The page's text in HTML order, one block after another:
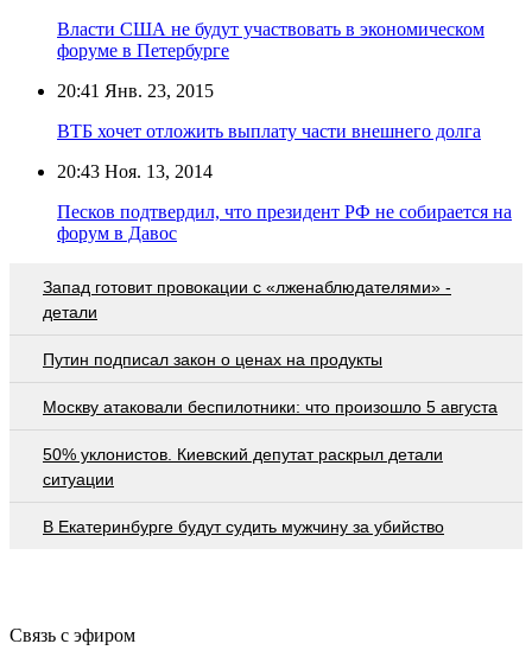
Власти США не будут участвовать в экономическом
форуме в Петербурге
20:41 Янв. 23, 2015
ВТБ хочет отложить выплату части внешнего долга
20:43 Ноя. 13, 2014
Песков подтвердил, что президент РФ не собирается на
форум в Давос
Запад готовит провокации с «лженаблюдателями» -
детали
Путин подписал закон о ценах на продукты
Москву атаковали беспилотники: что произошло 5 августа
50% уклонистов. Киевский депутат раскрыл детали
ситуации
В Екатеринбурге будут судить мужчину за убийство
Связь с эфиром